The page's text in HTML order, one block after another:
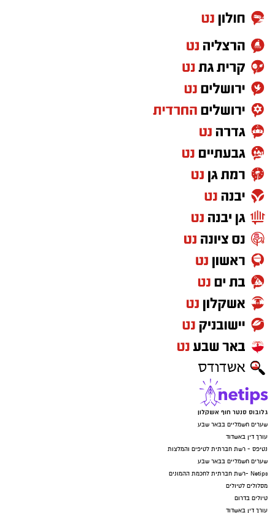
גלובוס סנטר חוף אשקלון
שערים חשמליים בבאר שבע
עורך דין באשדוד
נטיפס - רשת חברתית לטיפים והמלצות
שערים חשמליים בבאר שבע
Netips -רשת חברתית לחכמת ההמונים
מסלולים לטיולים
טיולים בדרום
עורך דין באשדוד